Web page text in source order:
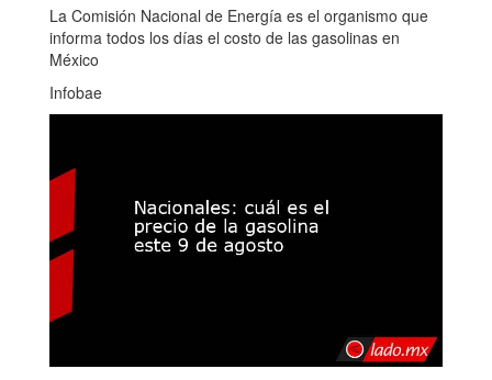
La Comisión Nacional de Energía es el organismo que
informa todos los días el costo de las gasolinas en
México
Infobae